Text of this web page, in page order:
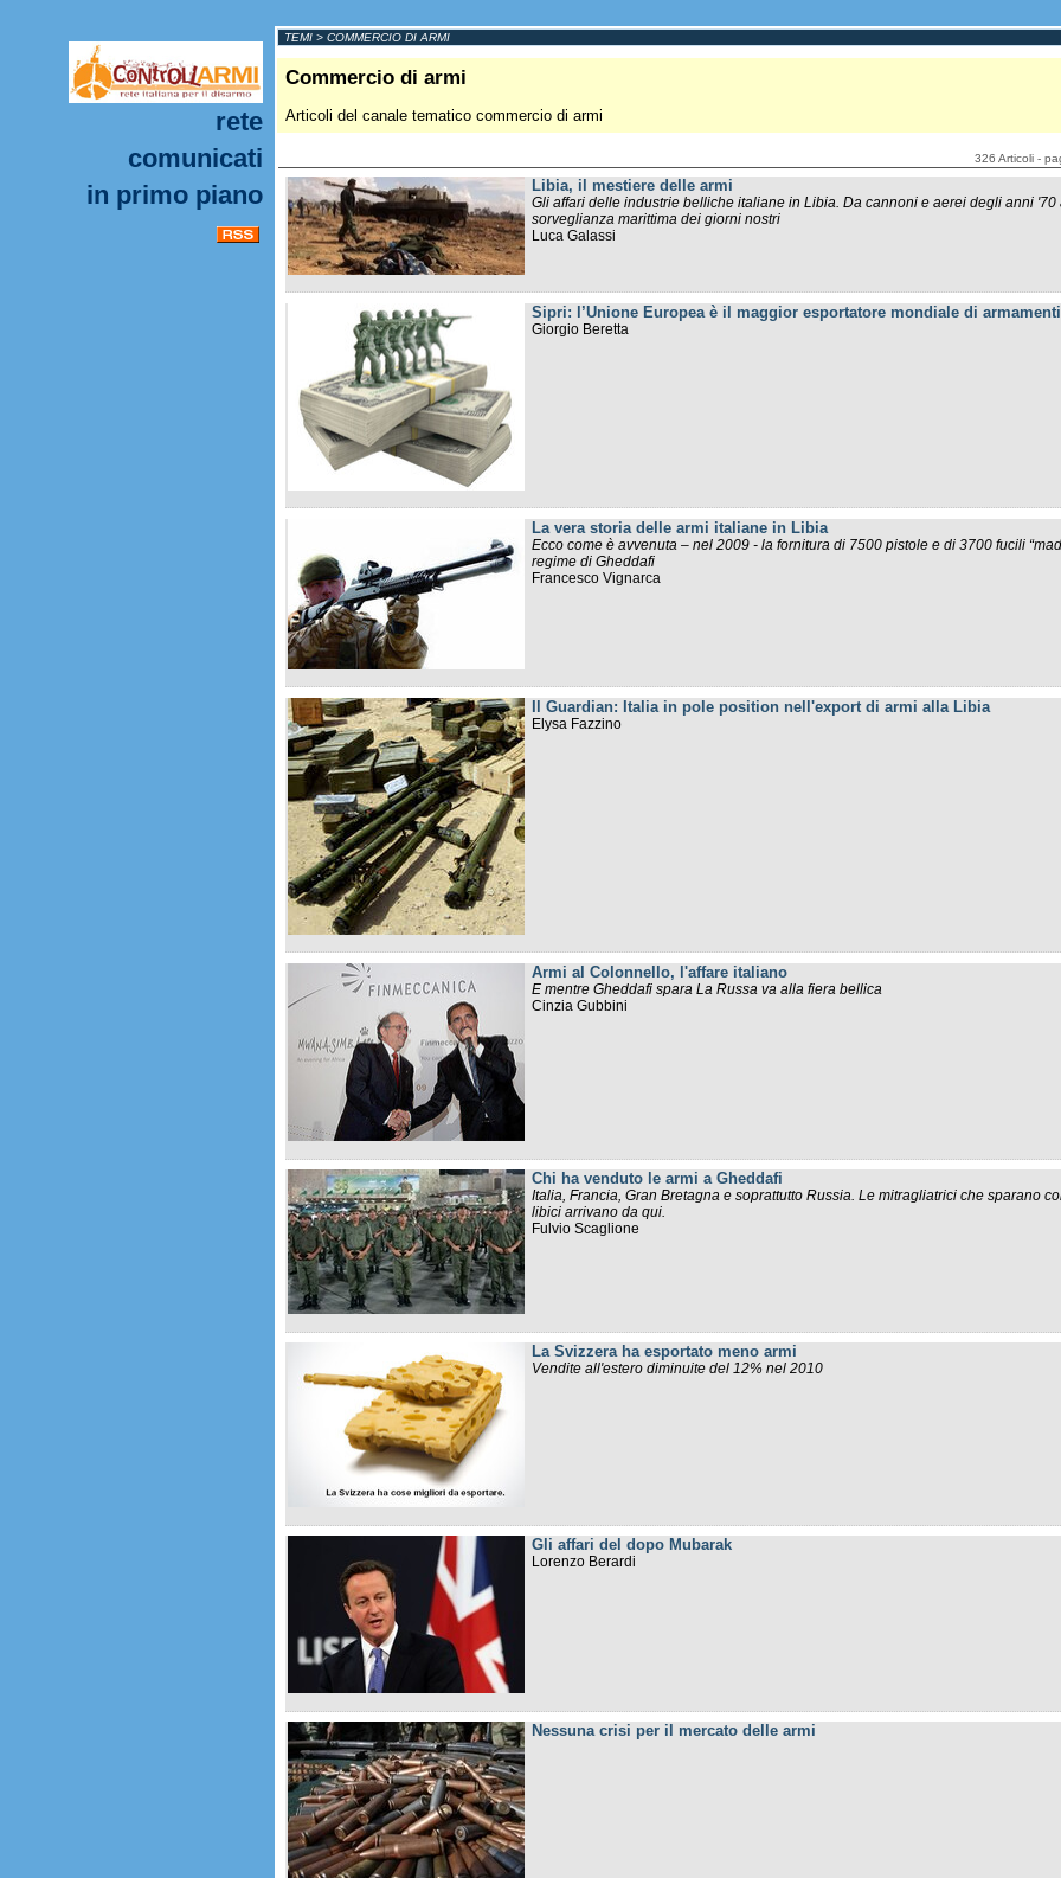
rete
comunicati
in primo piano
TEMI > COMMERCIO DI ARMI
Commercio di armi
Articoli del canale tematico commercio di armi
326 Articoli -
Libia, il mestiere delle armi
Gli affari delle industrie belliche italiane in Libia. Da cannoni e aerei degli anni '70
sorveglianza marittima dei giorni nostri
Luca Galassi
Sipri: l’Unione Europea è il maggior esportatore mondiale di armamenti
Giorgio Beretta
La vera storia delle armi italiane in Libia
Ecco come è avvenuta – nel 2009 - la fornitura di 7500 pistole e di 3700 fucili
regime di Gheddafi
Francesco Vignarca
Il Guardian: Italia in pole position nell'export di armi alla Libia
Elysa Fazzino
Armi al Colonnello, l'affare italiano
E mentre Gheddafi spara La Russa va alla fiera bellica
Cinzia Gubbini
Chi ha venduto le armi a Gheddafi
Italia, Francia, Gran Bretagna e soprattutto Russia. Le mitragliatrici che sparano
libici arrivano da qui.
Fulvio Scaglione
La Svizzera ha esportato meno armi
Vendite all'estero diminuite del 12% nel 2010
Gli affari del dopo Mubarak
Lorenzo Berardi
Nessuna crisi per il mercato delle armi